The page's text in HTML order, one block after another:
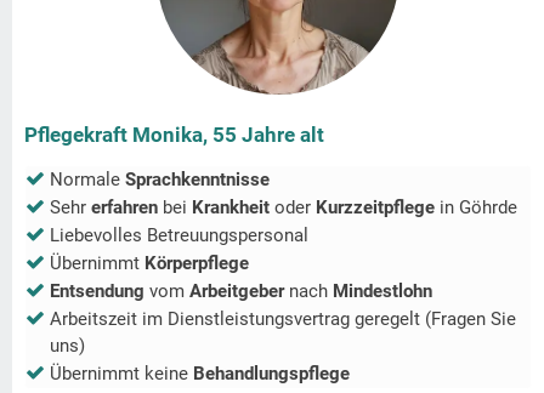
Pflegekraft Monika, 55 Jahre alt
Normale Sprachkenntnisse
Sehr erfahren bei Krankheit oder Kurzzeitpflege in Göhrde
Liebevolles Betreuungspersonal
Übernimmt Körperpflege
Entsendung vom Arbeitgeber nach Mindestlohn
Arbeitszeit im Dienstleistungsvertrag geregelt (Fragen Sie
uns)
Übernimmt keine Behandlungspflege